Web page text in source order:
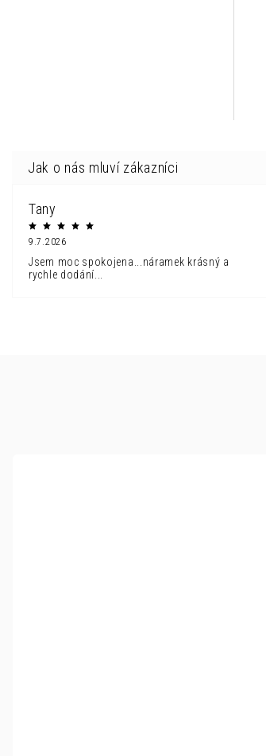
Tany
9.7.2026
Jsem moc spokojena...náramek krásný a
rychle dodání...